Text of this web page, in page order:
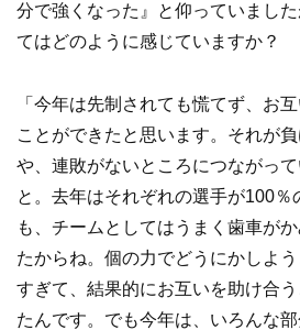
分で強くなった』と仰っていまし
てはどのように感じていますか？
「今年は先制されても慌てず、お
ことができたと思います。それが
や、連敗がないところにつながっ
と。去年はそれぞれの選手が100％
も、チームとしてはうまく歯車が
たからね。個の力でどうにかしよ
すぎて、結果的にお互いを助け合
たんです。でも今年は、いろんな